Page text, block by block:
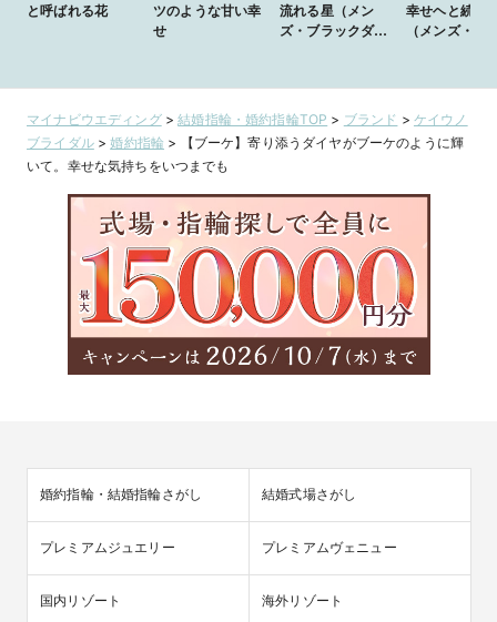
と呼ばれる花
ツのような甘い幸
せ
流れる星（メン
ズ・ブラックダイ
幸せヘと続く
（メンズ・ブ
マイナビウエディング>結婚指輪・婚約指輪TOP > ブランド > ケイウノ
ブライダル>婚約指輪 >
【ブーケ】寄り添うダイヤがブーケのように輝
いて。幸せな気持ちをいつまでも
婚約指輪・結婚指輪さがし 結婚式場さがし
プレミアムジュエリー プレミアムヴェニュー
国内リゾート 海外リゾート